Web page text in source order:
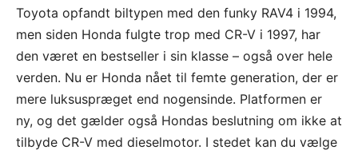
Toyota opfandt biltypen med den funky RAV4 i 1994,
men siden Honda fulgte trop med CR-V i 1997, har
den været en bestseller i sin klasse – også over hele
verden. Nu er Honda nået til femte generation, der er
mere luksuspræget end nogensinde. Platformen er
ny, og det gælder også Hondas beslutning om ikke at
tilbyde CR-V med dieselmotor. I stedet kan du vælge